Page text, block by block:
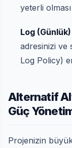
yeterli
Log
adresinizi ve
Log Policy)
Alternatif
Güç
Projenizin